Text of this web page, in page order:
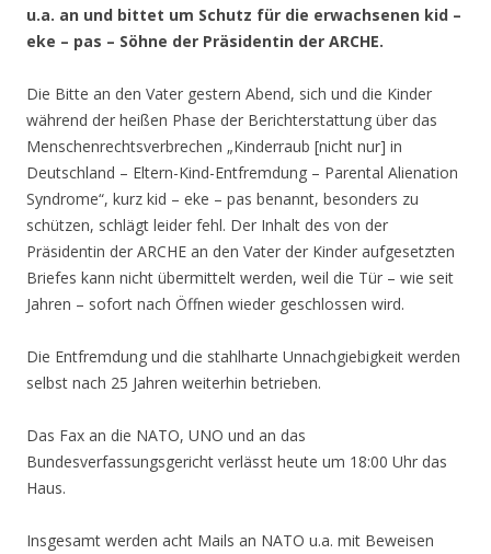
u.a. an und bittet um Schutz für die erwachsenen kid –
eke – pas – Söhne der Präsidentin der ARCHE.
Die Bitte an den Vater gestern Abend, sich und die Kinder
während der heißen Phase der Berichterstattung über das
Menschenrechtsverbrechen „Kinderraub [nicht nur] in
Deutschland – Eltern-Kind-Entfremdung – Parental Alienation
Syndrome“, kurz kid – eke – pas benannt, besonders zu
schützen, schlägt leider fehl. Der Inhalt des von der
Präsidentin der ARCHE an den Vater der Kinder aufgesetzten
Briefes kann nicht übermittelt werden, weil die Tür – wie seit
Jahren – sofort nach Öffnen wieder geschlossen wird.
Die Entfremdung und die stahlharte Unnachgiebigkeit werden
selbst nach 25 Jahren weiterhin betrieben.
Das Fax an die NATO, UNO und an das
Bundesverfassungsgericht verlässt heute um 18:00 Uhr das
Haus.
Insgesamt werden acht Mails an NATO u.a. mit Beweisen